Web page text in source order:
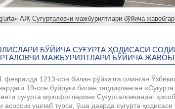
АЖ Суғурталовчи мажбуриятлари бўйича
БЎЙИЧА СУҒУРТА ҲОДИСАСИ СОДИР
МАЖБУРИЯТЛАРИ БЎЙИЧА
февралда 1213-сон билан рўйхатга олинган
19-сон буйруғи билан тасдиқланган
суғурта мукофотларини Суғурталовчининг
асоссиз ушлаб турса, ўша даврда суғурта ҳодисаси